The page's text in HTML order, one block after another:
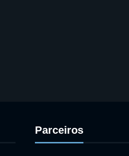
Parceiros